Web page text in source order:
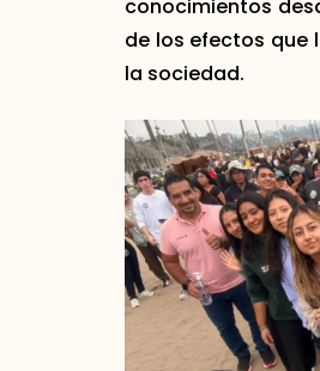
conocimientos
de los efectos que
la sociedad.